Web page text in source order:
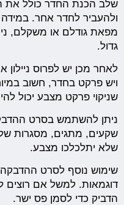
שלב הכנת החדר כולל את
ולהעביר לחדר אחר.
מפאת גודלם או משקלם,
גדול.
לאחר מכן יש לפרוס ניילון
ויש פרקט בחדר, חשוב
שניקוי פרקט מצבע יכול
ניתן להשתמש בסרט
שקעים, מתגים, מסגרות של
שלא יתלכלכו מצבע.
שימוש נוסף לסרט ההדבקה
דוגמאות. למשל אם
הדביק כדי לסמן פס ישר.